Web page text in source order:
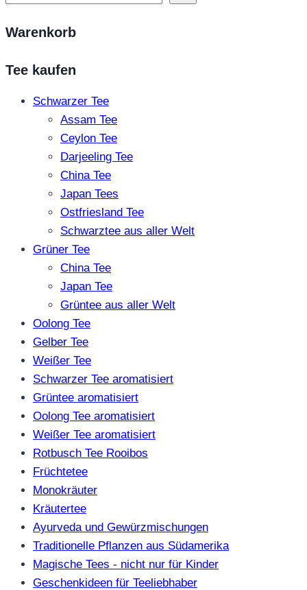
Warenkorb
Tee kaufen
Schwarzer Tee
Assam Tee
Ceylon Tee
Darjeeling Tee
China Tee
Japan Tees
Ostfriesland Tee
Schwarztee aus aller Welt
Grüner Tee
China Tee
Japan Tee
Grüntee aus aller Welt
Oolong Tee
Gelber Tee
Weißer Tee
Schwarzer Tee aromatisiert
Grüntee aromatisiert
Oolong Tee aromatisiert
Weißer Tee aromatisiert
Rotbusch Tee Rooibos
Früchtetee
Monokräuter
Kräutertee
Ayurveda und Gewürzmischungen
Traditionelle Pflanzen aus Südamerika
Magische Tees - nicht nur für Kinder
Geschenkideen für Teeliebhaber